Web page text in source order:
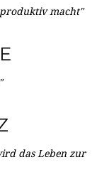
macht"
das Leben zur